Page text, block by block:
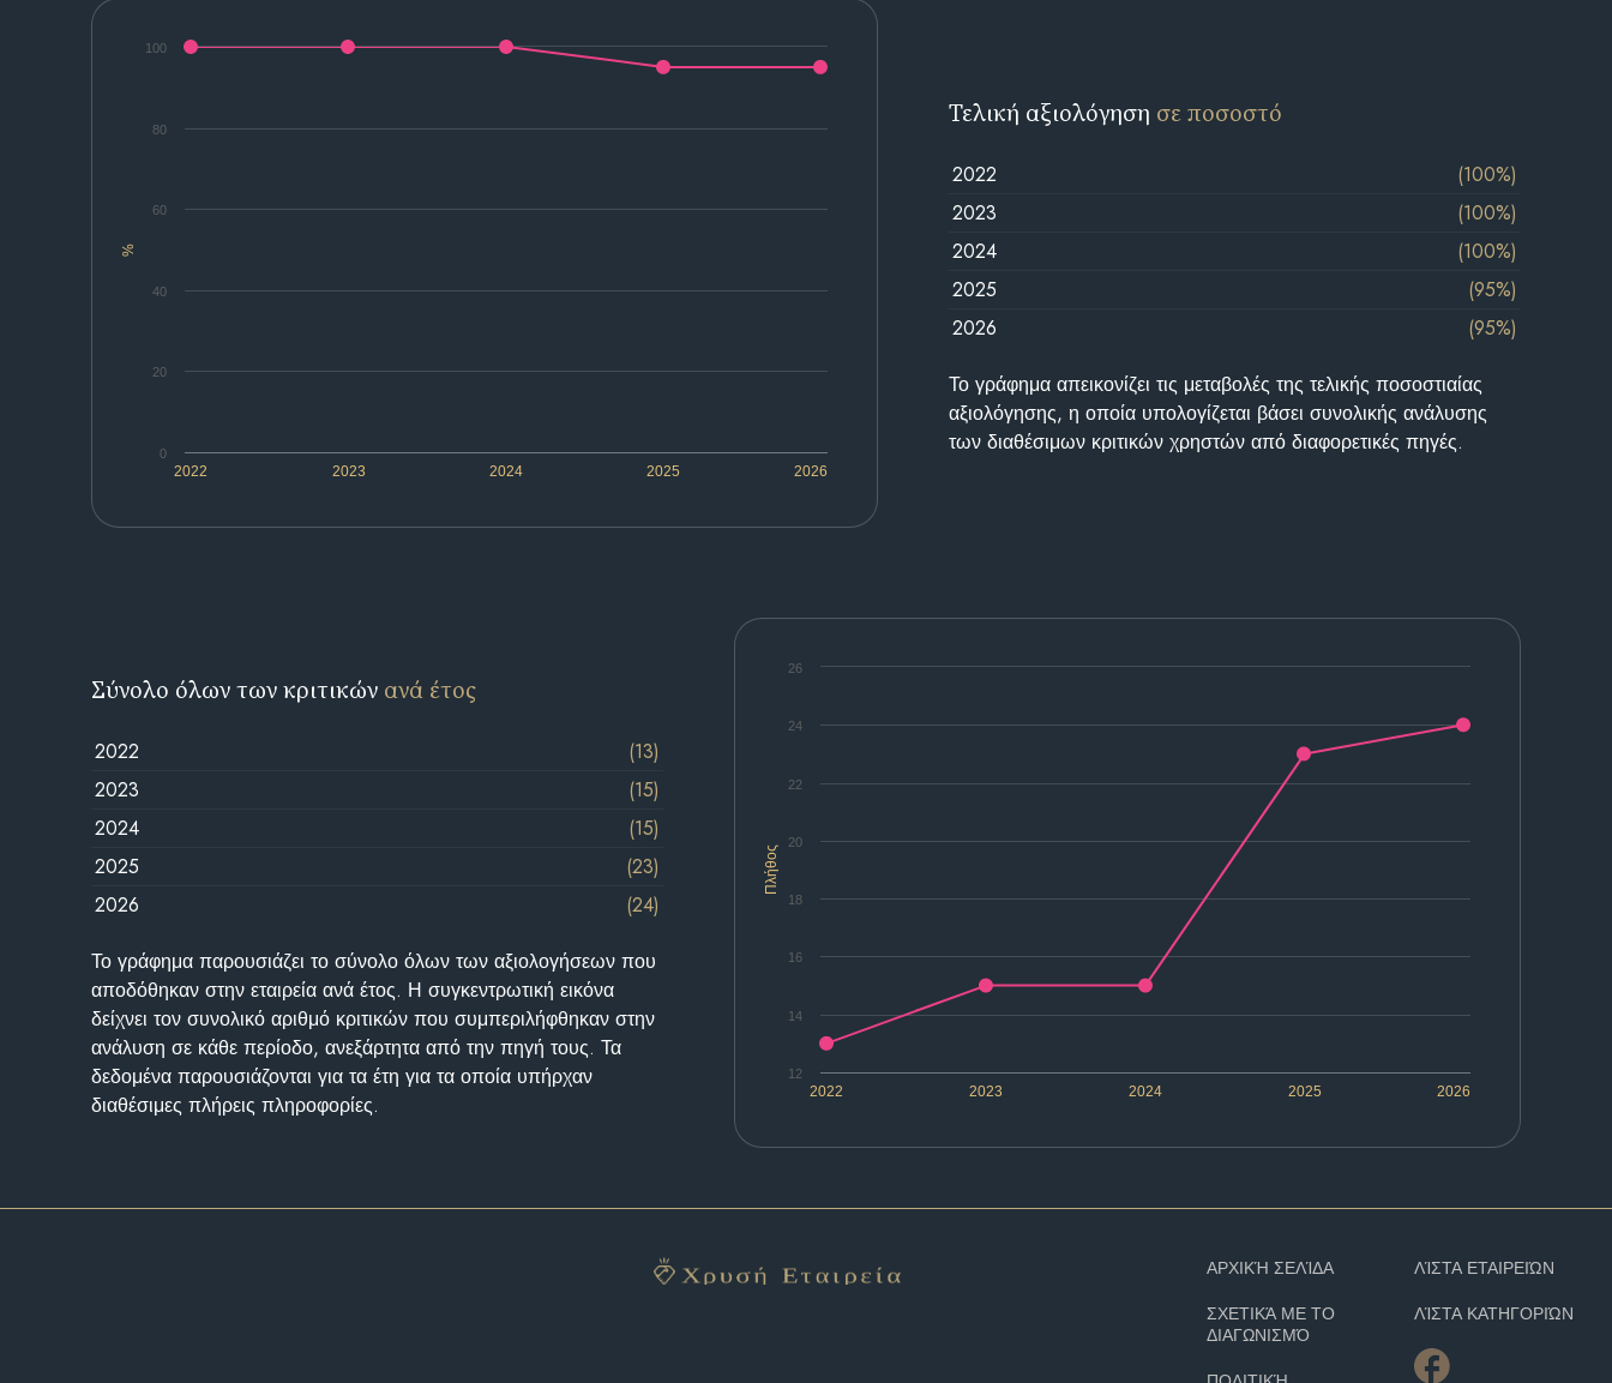
%
2022 2023 2024 2025 2026
0
20
40
60
80
100
Τελική αξιολόγηση σε ποσοστό
2022
(100%)
2023
(100%)
2024
(100%)
2025
(95%)
2026
(95%)
Το γράφημα απεικονίζει τις μεταβολές της τελικής ποσοστιαίας
αξιολόγησης, η οποία υπολογίζεται βάσει συνολικής ανάλυσης
των διαθέσιμων κριτικών χρηστών από διαφορετικές πηγές.
Πλήθος
2022 2023 2024 2025 2026
12
14
16
18
20
22
24
26
Σύνολο όλων των κριτικών ανά έτος
2022
(13)
2023
(15)
2024
(15)
2025
(23)
2026
(24)
Το γράφημα παρουσιάζει το σύνολο όλων των αξιολογήσεων που
αποδόθηκαν στην εταιρεία ανά έτος. Η συγκεντρωτική εικόνα
δείχνει τον συνολικό αριθμό κριτικών που συμπεριλήφθηκαν στην
ανάλυση σε κάθε περίοδο, ανεξάρτητα από την πηγή τους. Τα
δεδομένα παρουσιάζονται για τα έτη για τα οποία υπήρχαν
διαθέσιμες πλήρεις πληροφορίες.
ΑΡΧΙΚΉ ΣΕΛΊΔΑ
ΣΧΕΤΙΚΆ ΜΕ ΤΟ
ΔΙΑΓΩΝΙΣΜΌ
ΛΊΣΤΑ ΕΤΑΙΡΕΙΏΝ
ΛΊΣΤΑ ΚΑΤΗΓΟΡΙΏΝ